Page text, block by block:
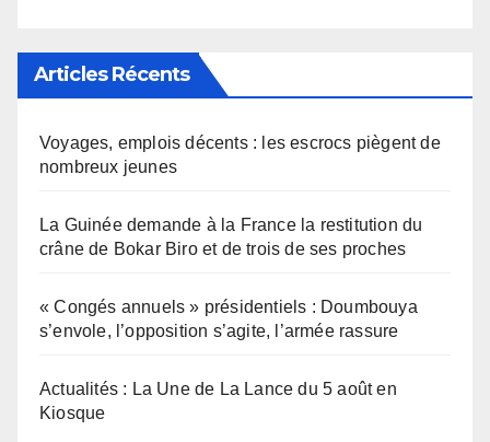
Articles Récents
Voyages, emplois décents : les escrocs piègent de
nombreux jeunes
La Guinée demande à la France la restitution du
crâne de Bokar Biro et de trois de ses proches
« Congés annuels » présidentiels : Doumbouya
s’envole, l’opposition s’agite, l’armée rassure
Actualités : La Une de La Lance du 5 août en
Kiosque